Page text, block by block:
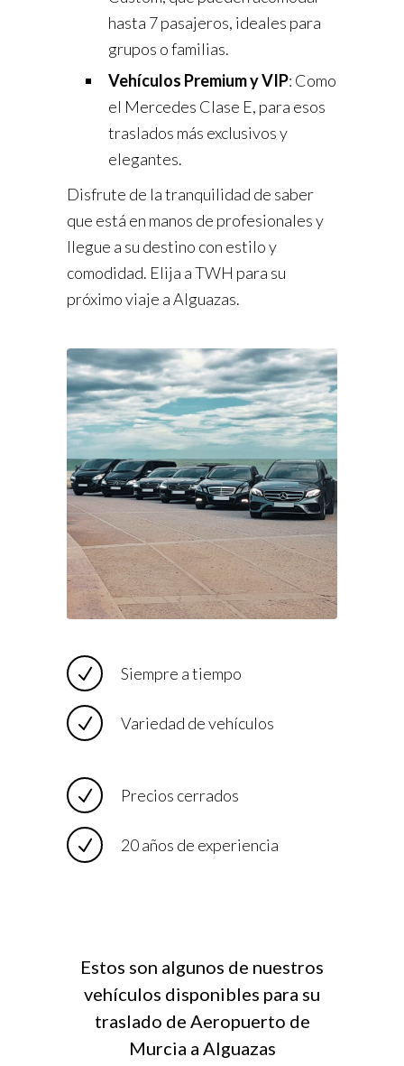
hasta 7 pasajeros, ideales para
grupos o familias.
Vehículos Premium y VIP: Como
el Mercedes Clase E, para esos
traslados más exclusivos y
elegantes.
Disfrute de la tranquilidad de saber
que está en manos de profesionales y
llegue a su destino con estilo y
comodidad. Elija a TWH para su
próximo viaje a Alguazas.
Siempre a tiempo
Variedad de vehículos
Precios cerrados
20 años de experiencia
Estos son algunos de nuestros
vehículos disponibles para su
traslado de Aeropuerto de
Murcia a Alguazas